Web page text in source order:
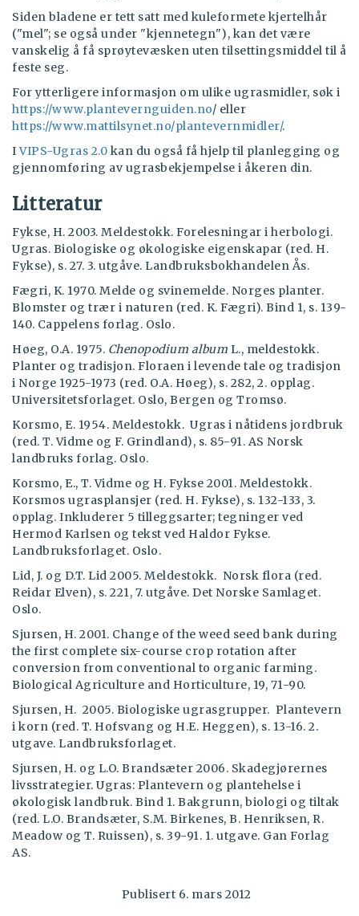
Siden bladene er tett satt med kuleformete kjertelhår
("mel"; se også under "kjennetegn"), kan det være
vanskelig å få sprøytevæsken uten tilsettingsmiddel til å
feste seg.
For ytterligere informasjon om ulike ugrasmidler, søk i
https://www.plantevernguiden.no/ eller
https://www.mattilsynet.no/plantevernmidler/.
IVIPS-Ugras 2.0 kan du også få hjelp til planlegging og
gjennomføring av ugrasbekjempelse i åkeren din.
Litteratur
Fykse, H. 2003. Meldestokk. Forelesningar i herbologi.
Ugras. Biologiske og økologiske eigenskapar (red. H.
Fykse), s. 27. 3. utgåve. Landbruksbokhandelen Ås.
Fægri, K. 1970. Melde og svinemelde. Norges planter.
Blomster og trær i naturen (red. K. Fægri). Bind 1, s. 139-
140. Cappelens forlag. Oslo.
Høeg, O.A. 1975. Chenopodium album L., meldestokk.
Planter og tradisjon. Floraen i levende tale og tradisjon
i Norge 1925-1973 (red. O.A. Høeg), s. 282, 2. opplag.
Universitetsforlaget. Oslo, Bergen og Tromsø.
Korsmo, E. 1954. Meldestokk. Ugras i nåtidens jordbruk
(red. T. Vidme og F. Grindland), s. 85-91. AS Norsk
landbruks forlag. Oslo.
Korsmo, E., T. Vidme og H. Fykse 2001. Meldestokk.
Korsmos ugrasplansjer (red. H. Fykse), s. 132-133, 3.
opplag. Inkluderer 5 tilleggsarter; tegninger ved
Hermod Karlsen og tekst ved Haldor Fykse.
Landbruksforlaget. Oslo.
Lid, J. og D.T. Lid 2005. Meldestokk. Norsk flora (red.
Reidar Elven), s. 221, 7. utgåve. Det Norske Samlaget.
Oslo.
Sjursen, H. 2001. Change of the weed seed bank during
the first complete six-course crop rotation after
conversion from conventional to organic farming.
Biological Agriculture and Horticulture, 19, 71-90.
Sjursen, H. 2005. Biologiske ugrasgrupper. Plantevern
i korn (red. T. Hofsvang og H.E. Heggen), s. 13-16. 2.
utgave. Landbruksforlaget.
Sjursen, H. og L.O. Brandsæter 2006. Skadegjørernes
livsstrategier. Ugras: Plantevern og plantehelse i
økologisk landbruk. Bind 1. Bakgrunn, biologi og tiltak
(red. L.O. Brandsæter, S.M. Birkenes, B. Henriksen, R.
Meadow og T. Ruissen), s. 39-91. 1. utgave. Gan Forlag
AS.
Publisert 6. mars 2012